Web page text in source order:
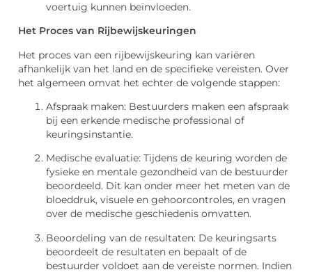
voertuig kunnen beïnvloeden.
Het Proces van Rijbewijskeuringen
Het proces van een rijbewijskeuring kan variëren
afhankelijk van het land en de specifieke vereisten. Over
het algemeen omvat het echter de volgende stappen:
Afspraak maken: Bestuurders maken een afspraak
bij een erkende medische professional of
keuringsinstantie.
Medische evaluatie: Tijdens de keuring worden de
fysieke en mentale gezondheid van de bestuurder
beoordeeld. Dit kan onder meer het meten van de
bloeddruk, visuele en gehoorcontroles, en vragen
over de medische geschiedenis omvatten.
Beoordeling van de resultaten: De keuringsarts
beoordeelt de resultaten en bepaalt of de
bestuurder voldoet aan de vereiste normen. Indien